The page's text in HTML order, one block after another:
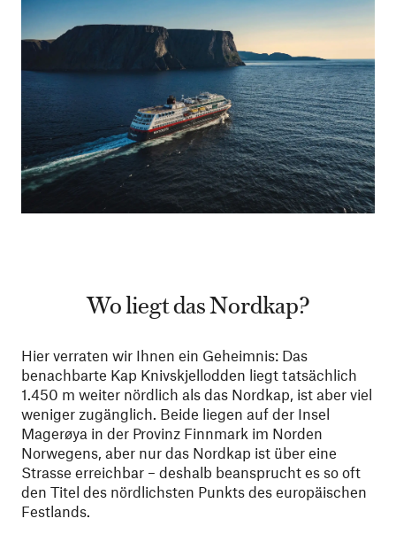
Wo liegt das Nordkap?
Hier verraten wir Ihnen ein Geheimnis: Das
benachbarte Kap Knivskjellodden liegt tatsächlich
1.450 m weiter nördlich als das Nordkap, ist aber viel
weniger zugänglich. Beide liegen auf der Insel
Magerøya in der Provinz Finnmark im Norden
Norwegens, aber nur das Nordkap ist über eine
Strasse erreichbar – deshalb beansprucht es so oft
den Titel des nördlichsten Punkts des europäischen
Festlands.